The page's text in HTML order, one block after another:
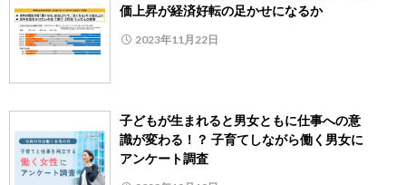
価上昇が経済好転の足かせになるか
2023年11月22日
子どもが生まれると男女ともに仕事への意
識が変わる！？ 子育てしながら働く男女に
アンケート調査